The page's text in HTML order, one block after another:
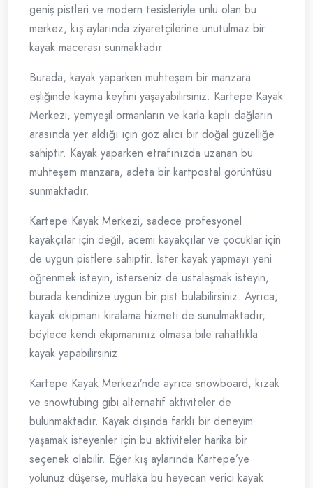
geniş pistleri ve modern tesisleriyle ünlü olan bu
merkez, kış aylarında ziyaretçilerine unutulmaz bir
kayak macerası sunmaktadır.
Burada, kayak yaparken muhteşem bir manzara
eşliğinde kayma keyfini yaşayabilirsiniz. Kartepe Kayak
Merkezi, yemyeşil ormanların ve karla kaplı dağların
arasında yer aldığı için göz alıcı bir doğal güzelliğe
sahiptir. Kayak yaparken etrafınızda uzanan bu
muhteşem manzara, adeta bir kartpostal görüntüsü
sunmaktadır.
Kartepe Kayak Merkezi, sadece profesyonel
kayakçılar için değil, acemi kayakçılar ve çocuklar için
de uygun pistlere sahiptir. İster kayak yapmayı yeni
öğrenmek isteyin, isterseniz de ustalaşmak isteyin,
burada kendinize uygun bir pist bulabilirsiniz. Ayrıca,
kayak ekipmanı kiralama hizmeti de sunulmaktadır,
böylece kendi ekipmanınız olmasa bile rahatlıkla
kayak yapabilirsiniz.
Kartepe Kayak Merkezi’nde ayrıca snowboard, kızak
ve snowtubing gibi alternatif aktiviteler de
bulunmaktadır. Kayak dışında farklı bir deneyim
yaşamak isteyenler için bu aktiviteler harika bir
seçenek olabilir. Eğer kış aylarında Kartepe’ye
yolunuz düşerse, mutlaka bu heyecan verici kayak